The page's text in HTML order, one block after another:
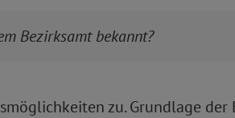
Bezirksamt bekannt?
zu. Grundlage